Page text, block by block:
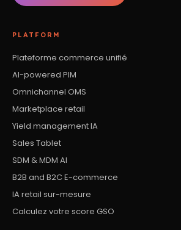
PLATFORM
Plateforme commerce unifié
AI-powered PIM
Omnichannel OMS
Marketplace retail
Yield management IA
Sales Tablet
SDM & MDM AI
B2B and B2C E-commerce
IA retail sur-mesure
Calculez votre score GSO